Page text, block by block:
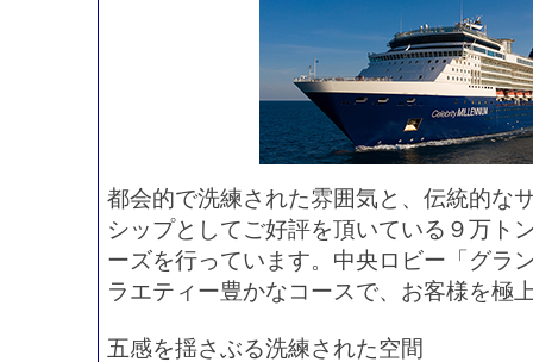
都会的で洗練された雰囲気と、伝統的な
シップとしてご好評を頂いている９万ト
ーズを行っています。中央ロビー「グラ
ラエティー豊かなコースで、お客様を極
五感を揺さぶる洗練された空間